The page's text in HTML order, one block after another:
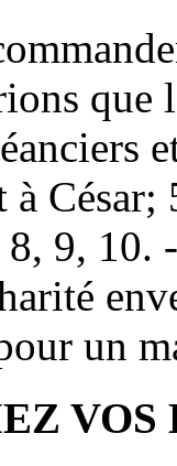
que
à
9, 10.
un
VOS